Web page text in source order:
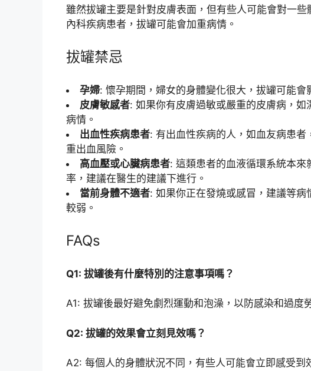
雖然拔罐主要是針對皮膚表面，但有些人可能會對一
內科疾病患者，拔罐可能會加重病情。
拔罐禁忌
孕婦: 懷孕期間，婦女的身體變化很大，拔罐可能
皮膚敏感者: 如果你有皮膚過敏或嚴重的皮膚病，
病情。
出血性疾病患者: 有出血性疾病的人，如血友病患
重出血風險。
高血壓或心臟病患者: 這類患者的血液循環系統本
率，建議在醫生的建議下進行。
當前身體不適者: 如果你正在發燒或感冒，建議等
較弱。
FAQs
Q1: 拔罐後有什麼特別的注意事項嗎？
A1: 拔罐後最好避免劇烈運動和泡澡，以防感染和過度
Q2: 拔罐的效果會立刻見效嗎？
A2: 每個人的身體狀況不同，有些人可能會立即感受